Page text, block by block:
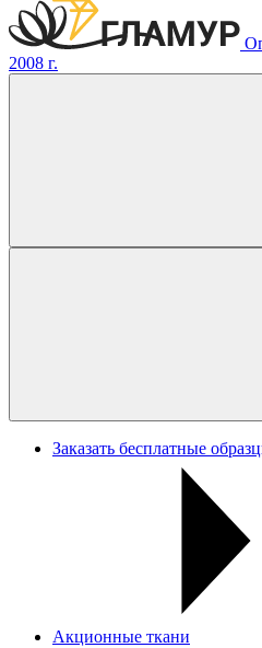
2008 г.
Заказать бесплатные
Акционные ткани